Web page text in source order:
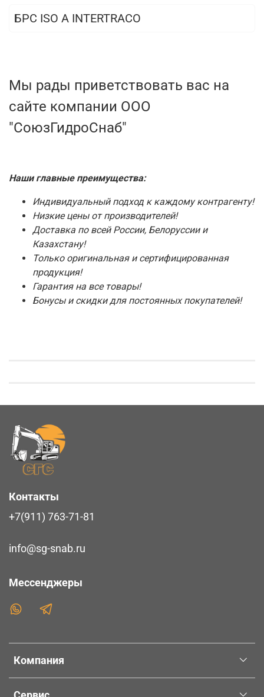
БРС ISO A INTERTRACO
Мы рады приветствовать вас на
сайте компании ООО
"СоюзГидроСнаб"
Наши главные преимущества:
Индивидуальный подход к каждому контрагенту!
Низкие цены от производителей!
Доставка по всей России, Белоруссии и
Казахстану!
Только оригинальная и сертифицированная
продукция!
Гарантия на все товары!
Бонусы и скидки для постоянных покупателей!
Компания
Контакты
+7(911) 763-71-81
info@sg-snab.ru
Мессенджеры